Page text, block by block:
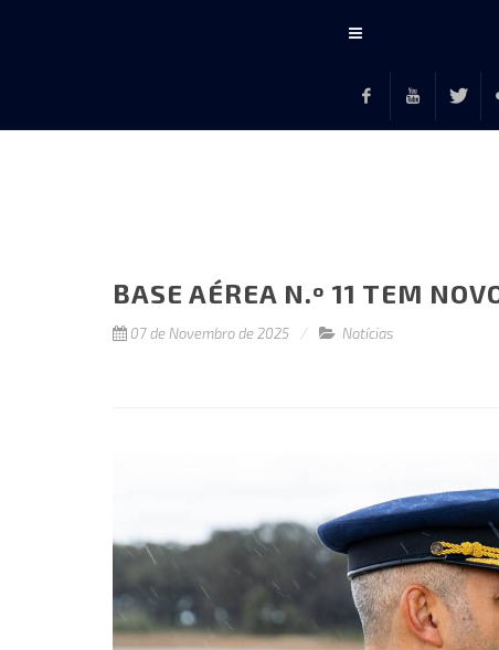
BASE AÉREA N.º 11 TEM
07 de Novembro de 2025 Notícias